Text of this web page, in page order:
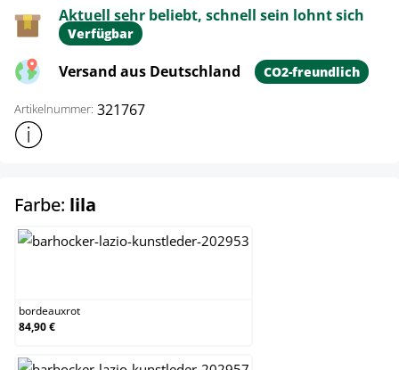
Aktuell sehr beliebt, schnell sein lohnt sich
Verfügbar
Versand aus Deutschland CO2-freundlich
Artikelnummer: 321767
Weitere Produktinformationen anzeigen
Farbe: lila
bordeauxrot
84,90 €